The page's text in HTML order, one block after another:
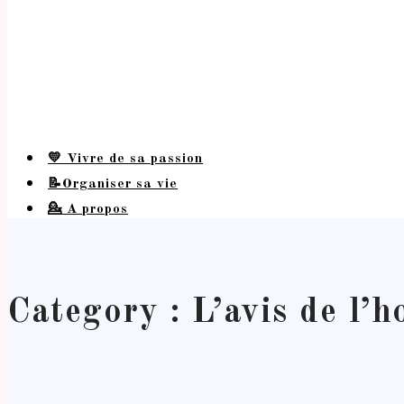
💛 Vivre de sa passion
📝Organiser sa vie
💁 A propos
Category : L’avis de